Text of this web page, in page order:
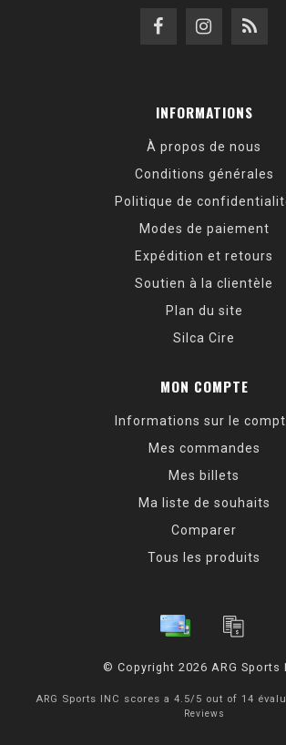
INFORMATIONS
À propos de nous
Conditions générales
Politique de
Modes de paiement
Expédition et retours
Soutien à la clientèle
Plan du site
Silca Cire
MON COMPTE
Informations sur le
Mes commandes
Mes billets
Ma liste de souhaits
Comparer
Tous les produits
© Copyright 2026 ARG Sports
ARG Sports INC scores a 4.5/ 5 out of 14
Reviews